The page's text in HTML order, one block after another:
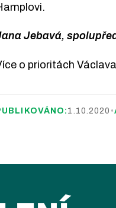
Jebavá,
o prioritách
1.10.2020 •